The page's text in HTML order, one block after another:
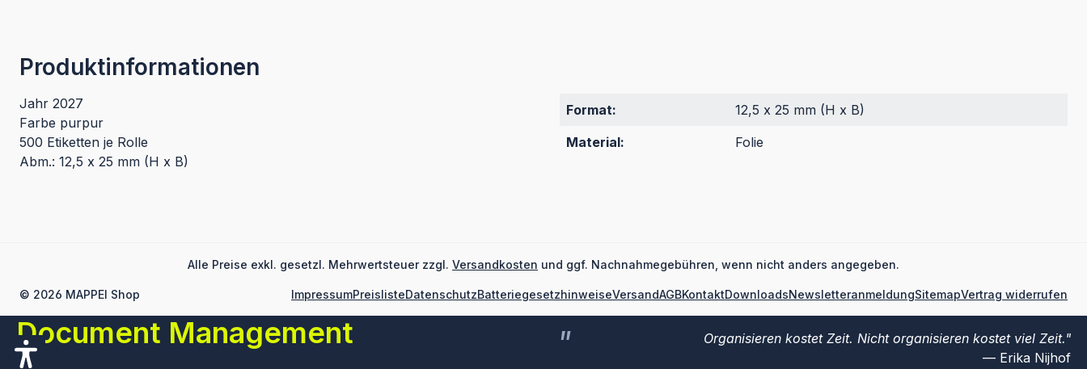
Produktinformationen
Jahr 2027
Farbe purpur
500 Etiketten je Rolle
Abm.: 12,5 x 25 mm (H x B)
Format:
12,5 x 25 mm (H x B)
Material:
Folie
Alle Preise exkl. gesetzl. Mehrwertsteuer zzgl. Versandkosten und ggf. Nachnahmegebühren, wenn nicht anders angegeben.
© 2026 MAPPEI Shop ImpressumPreislisteDatenschutzBatteriegesetzhinweiseVersandAGBKontaktDownloadsNewsletteranmeldungSitemapVertrag widerrufen
Document Management
Organisieren kostet Zeit. Nicht organisieren kostet viel Zeit.
Erika Nijhof